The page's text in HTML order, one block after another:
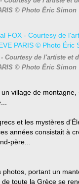
© Photo Éric Simon
Courtesy de l'artiste et
© Photo Éric Simon
village de
et les mystères
années consistait à
père...
portant un
toute la Grèce se